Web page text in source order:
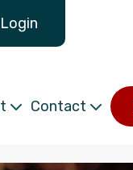
Login
Contact